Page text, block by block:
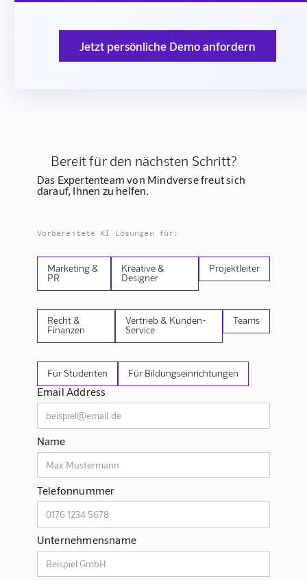
Jetzt persönliche Demo anfordern
Bereit für den nächsten Schritt?
Das Expertenteam von Mindverse freut sich
darauf, Ihnen zu helfen.
Vorbereitete KI Lösungen für:
Marketing &
PR
Kreative &
Designer
Projektleiter
Recht &
Finanzen
Vertrieb & Kunden-
Service
Teams
Für Studenten Für Bildungseinrichtungen
Email Address
Name
Telefonnummer
Unternehmensname